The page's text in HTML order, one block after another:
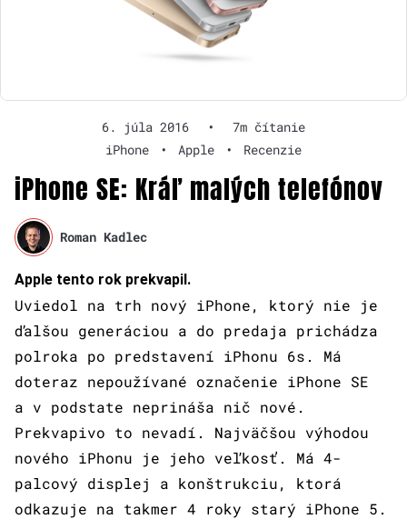
6. júla 2016 •
7m čítanie
iPhone
• Apple • Recenzie
iPhone SE: Kráľ malých telefónov
Roman Kadlec
Apple tento rok prekvapil.
Uviedol na trh nový iPhone, ktorý nie je
ďalšou generáciou a do predaja prichádza
polroka po predstavení iPhonu 6s. Má
doteraz nepoužívané označenie iPhone SE
a v podstate neprináša nič nové.
Prekvapivo to nevadí. Najväčšou výhodou
nového iPhonu je jeho veľkosť. Má 4-
palcový displej a konštrukciu, ktorá
odkazuje na takmer 4 roky starý iPhone 5.